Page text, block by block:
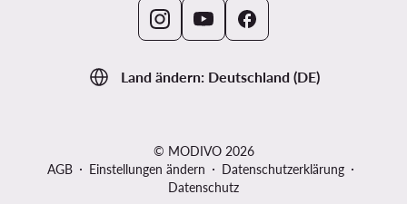
Land ändern: Deutschland (DE)
© MODIVO 2026
AGB
Einstellungen ändern
Datenschutzerklärung
Datenschutz